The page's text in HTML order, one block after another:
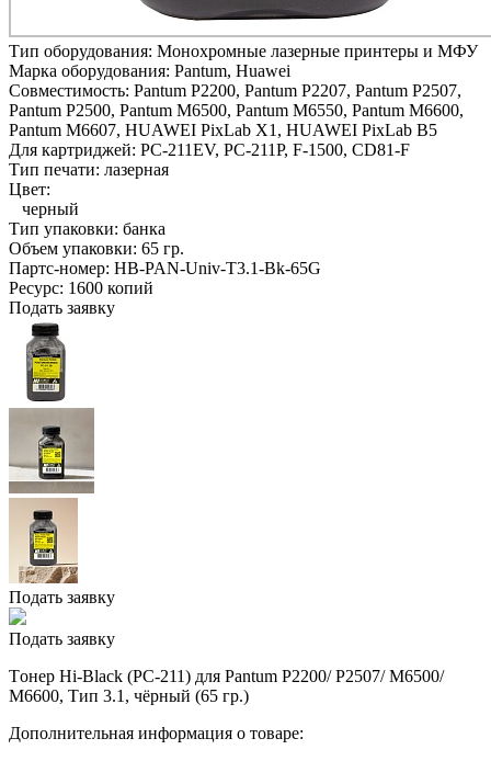
Тип оборудования: Монохромные лазерные принтеры и МФУ
Марка оборудования: Pantum, Huawei
Совместимость: Pantum P2200, Pantum P2207, Pantum P2507,
Pantum P2500, Pantum M6500, Pantum M6550, Pantum M6600,
Pantum M6607, HUAWEI PixLab X1, HUAWEI PixLab B5
Для картриджей: PC-211EV, PC-211P, F-1500, CD81-F
Тип печати: лазерная
Цвет:
черный
Тип упаковки: банка
Объем упаковки: 65 гр.
Партс-номер: HB-PAN-Univ-T3.1-Bk-65G
Ресурс: 1600 копий
Подать заявку
Подать заявку
Подать заявку
Tонер Hi-Black (PC-211) для Pantum P2200/ P2507/ M6500/
M6600, Тип 3.1, чёрный (65 гр.)
Дополнительная информация о товаре: